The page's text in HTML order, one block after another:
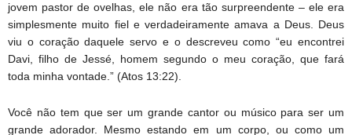
jovem pastor de ovelhas, ele não era tão surpreendente – ele era
simplesmente muito fiel e verdadeiramente amava a Deus. Deus
viu o coração daquele servo e o descreveu como “eu encontrei
Davi, filho de Jessé, homem segundo o meu coração, que fará
toda minha vontade.” (Atos 13:22).
Você não tem que ser um grande cantor ou músico para ser um
grande adorador. Mesmo estando em um corpo, ou como um